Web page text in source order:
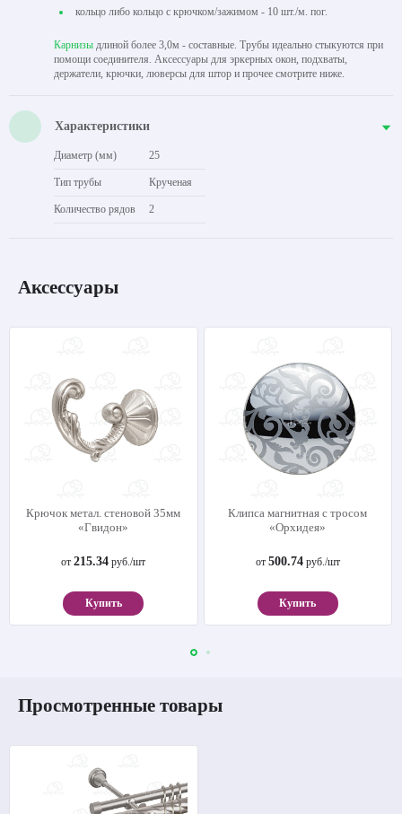
кольцо либо кольцо с крючком/зажимом - 10 шт./м. пог.
Карнизы длиной более 3,0м - составные. Трубы идеально стыкуются при
помощи соединителя. Аксессуары для эркерных окон, подхваты,
держатели, крючки, люверсы для штор и прочее смотрите ниже.
Характеристики
Диаметр (мм) 25
Тип трубы Крученая
Количество рядов 2
Аксессуары
Крючок метал. стеновой 35мм
«Гвидон»
от215.34 руб./шт
Купить
Клипса магнитная с тросом
«Орхидея»
от 500.74руб./шт
Купить
Просмотренные товары